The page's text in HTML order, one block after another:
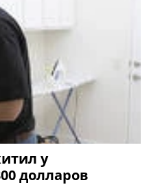
у
долларов